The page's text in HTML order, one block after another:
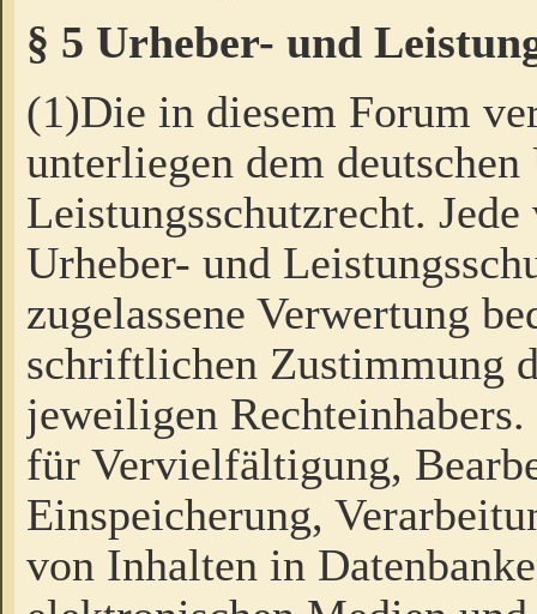
§ 5 Urheber- und
(1)Die in diesem Forum
unterliegen dem
Leistungsschutzrecht.
Urheber- und
zugelassene Verwertung
schriftlichen Zustimmung
jeweiligen
für Vervielfältigung,
Einspeicherung,
von Inhalten in